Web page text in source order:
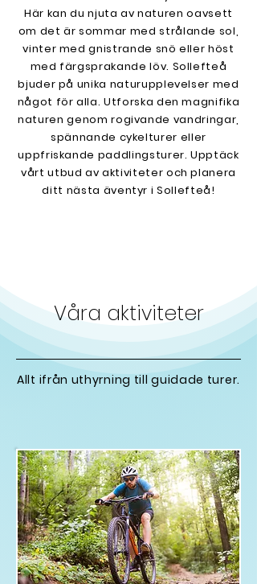
Här kan du njuta av naturen oavsett
om det är sommar med strålande sol,
vinter med gnistrande snö eller höst
med färgsprakande löv. Sollefteå
bjuder på unika naturupplevelser med
något för alla. Utforska den magnifika
naturen genom rogivande vandringar,
spännande cykelturer eller
uppfriskande paddlingsturer. Upptäck
vårtutbud av aktiviteter och planera
ditt nästa äventyr i Sollefteå!
Våra aktiviteter
Allt ifrån uthyrning till guidade turer.